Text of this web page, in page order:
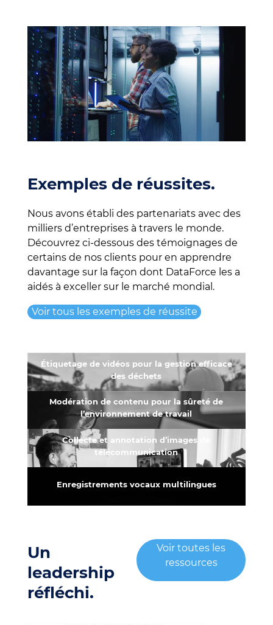
Exemples de réussites.
Nous avons établi des partenariats avec des
milliers d’entreprises à travers le monde.
Découvrez ci-dessous des témoignages de
certains de nos clients pour en apprendre
davantage sur la façon dont DataForce les a
aidés à exceller sur le marché mondial.
Voir tous les exemples de réussite
Étiquetage de vidéos pour la gestion efficace
des déchets
Modération de contenu pour la sûreté de
l’environnement de travail
Collecte et annotation d’images de
télécommunication
Enregistrements vocaux multilingues
Un
leadership
réfléchi.
Voir toutes les
ressources